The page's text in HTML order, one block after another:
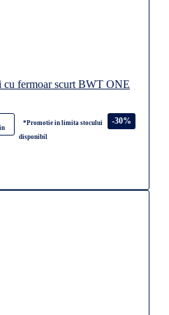
cu fermoar scurt BWT ONE
*Promotie in limita stocului
disponibil
-30%